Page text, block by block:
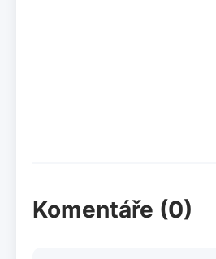
Komentáře (0)